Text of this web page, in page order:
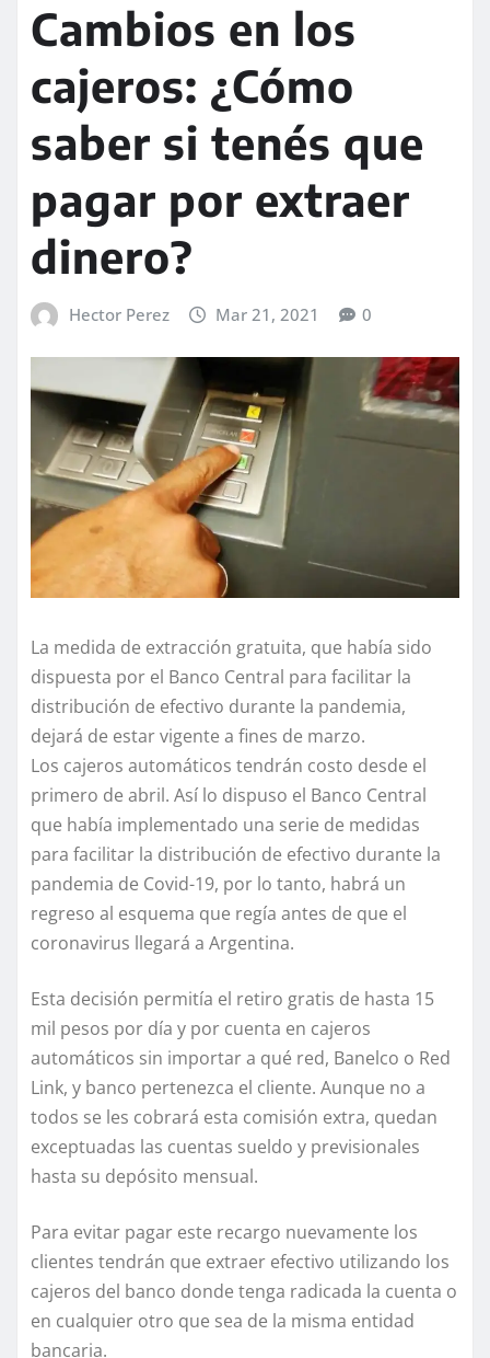
Cambios en los
cajeros: ¿Cómo
saber si tenés que
pagar por extraer
dinero?
Hector Perez Mar 21, 2021 0
La medida de extracción gratuita, que había sido
dispuesta por el Banco Central para facilitar la
distribución de efectivo durante la pandemia,
dejará de estar vigente a fines de marzo.
Los cajeros automáticos tendrán costo desde el
primero de abril. Así lo dispuso el Banco Central
que había implementado una serie de medidas
para facilitar la distribución de efectivo durante la
pandemia de Covid-19, por lo tanto, habrá un
regreso al esquema que regía antes de que el
coronavirus llegará a Argentina.
Esta decisión permitía el retiro gratis de hasta 15
mil pesos por día y por cuenta en cajeros
automáticos sin importar a qué red, Banelco o Red
Link, y banco pertenezca el cliente. Aunque no a
todos se les cobrará esta comisión extra, quedan
exceptuadas las cuentas sueldo y previsionales
hasta su depósito mensual.
Para evitar pagar este recargo nuevamente los
clientes tendrán que extraer efectivo utilizando los
cajeros del banco donde tenga radicada la cuenta o
en cualquier otro que sea de la misma entidad
bancaria.